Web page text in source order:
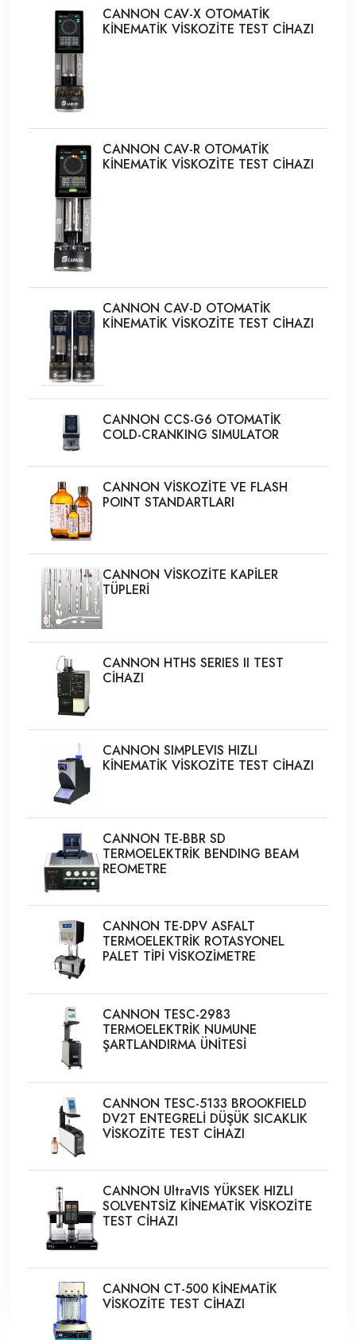
CANNON CAV-X OTOMATİK
KİNEMATİK VİSKOZİTE TEST CİHAZI
CANNON CAV-R OTOMATİK
KİNEMATİK VİSKOZİTE TEST CİHAZI
CANNON CAV-D OTOMATİK
KİNEMATİK VİSKOZİTE TEST CİHAZI
CANNON CCS-G6 OTOMATİK
COLD-CRANKING SIMULATOR
CANNON VİSKOZİTE VE FLASH
POINT STANDARTLARI
CANNON VİSKOZİTE KAPİLER
TÜPLERİ
CANNON HTHS SERIES II TEST
CİHAZI
CANNON SIMPLEVIS HIZLI
KİNEMATİK VİSKOZİTE TEST CİHAZI
CANNON TE-BBR SD
TERMOELEKTRİK BENDING BEAM
REOMETRE
CANNON TE-DPV ASFALT
TERMOELEKTRİK ROTASYONEL
PALET TİPİ VİSKOZİMETRE
CANNON TESC-2983
TERMOELEKTRİK NUMUNE
ŞARTLANDIRMA ÜNİTESİ
CANNON TESC-5133 BROOKFIELD
DV2T ENTEGRELİ DÜŞÜK SICAKLIK
VİSKOZİTE TEST CİHAZI
CANNON UltraVIS YÜKSEK HIZLI
SOLVENTSİZ KİNEMATİK VİSKOZİTE
TEST CİHAZI
CANNON CT-500 KİNEMATİK
VİSKOZİTE TEST CİHAZI